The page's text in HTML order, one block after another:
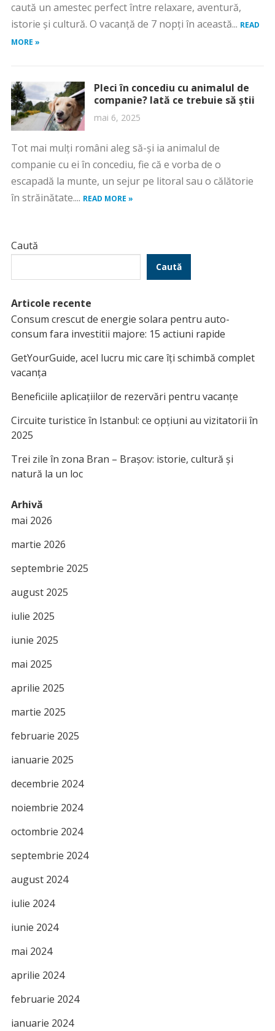
caută un amestec perfect între relaxare, aventură,
istorie și cultură. O vacanță de 7 nopți în această... READ
MORE »
Pleci în concediu cu animalul de
companie? Iată ce trebuie să știi
mai 6, 2025
Tot mai mulți români aleg să-și ia animalul de
companie cu ei în concediu, fie că e vorba de o
escapadă la munte, un sejur pe litoral sau o călătorie
în străinătate.... READ MORE »
Caută
Caută
Articole recente
Consum crescut de energie solara pentru auto-
consum fara investitii majore: 15 actiuni rapide
GetYourGuide, acel lucru mic care îți schimbă complet
vacanța
Beneficiile aplicațiilor de rezervări pentru vacanțe
Circuite turistice în Istanbul: ce opțiuni au vizitatorii în
2025
Trei zile în zona Bran – Brașov: istorie, cultură și
natură la un loc
Arhivă
mai 2026
martie 2026
septembrie 2025
august 2025
iulie 2025
iunie 2025
mai 2025
aprilie 2025
martie 2025
februarie 2025
ianuarie 2025
decembrie 2024
noiembrie 2024
octombrie 2024
septembrie 2024
august 2024
iulie 2024
iunie 2024
mai 2024
aprilie 2024
februarie 2024
ianuarie 2024